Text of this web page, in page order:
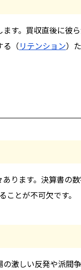
す。買収直後に彼
る（リテンション）
ります。決算書の
とが不可欠です。
激しい反発や派閥